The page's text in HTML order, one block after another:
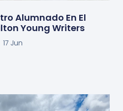
Alumnado En El
Young Writers
17 Jun